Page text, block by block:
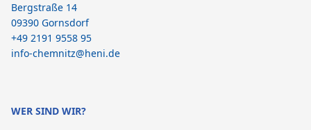
Bergstraße 14
09390 Gornsdorf
+49 2191 9558 95
info-chemnitz@heni.de
WER SIND WIR?